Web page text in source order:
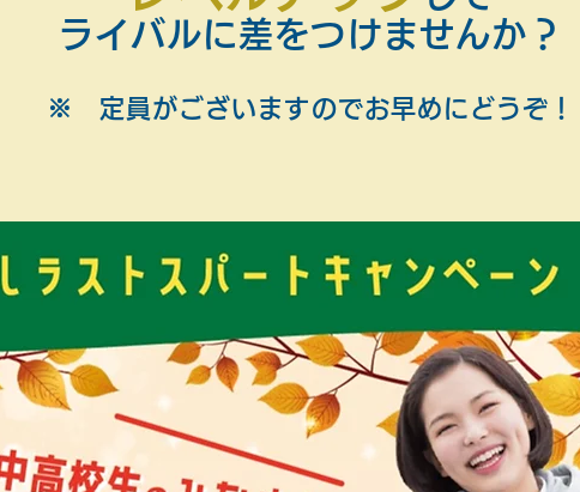
ライバルに差をつけませんか？
※ 定員がございますのでお早めにどうぞ！